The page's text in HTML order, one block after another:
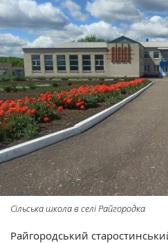
Сільська школа в селі Райгородка
Райгородський